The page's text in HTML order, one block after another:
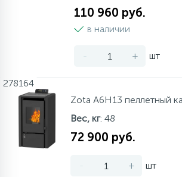
110 960 руб.
в наличии
- + шт
278164
Zota A6H13 пеллетный
Вес, кг: 48
72 900 руб.
- + шт